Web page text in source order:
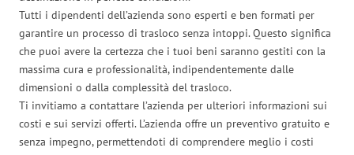
Tutti i dipendenti dell’azienda sono esperti e ben formati per
garantire un processo di trasloco senza intoppi. Questo significa
che puoi avere la certezza che i tuoi beni saranno gestiti con la
massima cura e professionalità, indipendentemente dalle
dimensioni o dalla complessità del trasloco.
Ti invitiamo a contattare l’azienda per ulteriori informazioni sui
costi e sui servizi offerti. L’azienda offre un preventivo gratuito e
senza impegno, permettendoti di comprendere meglio i costi